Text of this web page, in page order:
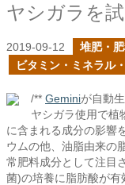
2019-09-12 堆肥・
ビタミン・ミネラル
/** Geminiが自動
ヤシガラ使用で植
に含まれる成分の影響
ウムの他、油脂由来の
常肥料成分として注目
菌)の培養に脂肪酸が有